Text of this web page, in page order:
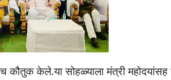
कौतुक केले.या सोहळ्याला मंत्री